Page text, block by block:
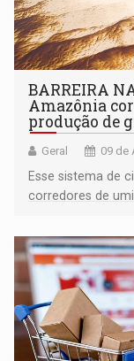
BARREIRA
Amazônia
produção de
Geral 09 de
Esse sistema de
corredores de